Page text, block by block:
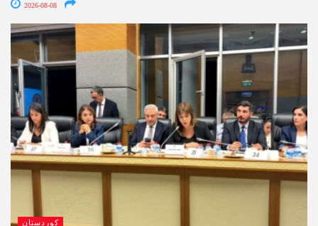
2026-08-08
کوردستان